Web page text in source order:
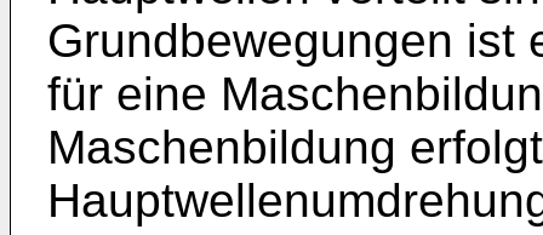
Grundbewegungen ist
für eine
Maschenbildung